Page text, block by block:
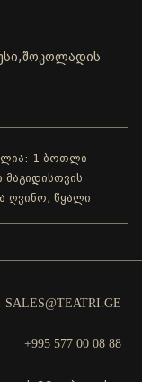
1 ბოთლი
მაგიდისთვის
ღვინო, წყალი
SALES@TEATRI.GE
+995 577 00 08 88